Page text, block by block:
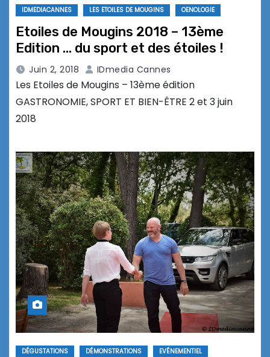
IDMEDIACANNES
LES ETOILES DE MOUGINS OENOLOGIE
Etoiles de Mougins 2018 – 13ème
Edition … du sport et des étoiles !
Juin 2, 2018 IDmedia Cannes
Les Etoiles de Mougins – 13ème édition
GASTRONOMIE, SPORT ET BIEN-ÊTRE 2 et 3 juin
2018
DÉGUSTATIONS DÉMONSTRATIONS
EVÉNEMENTIEL